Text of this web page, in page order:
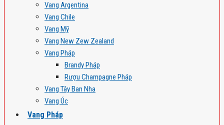
Vang Argentina
Vang Chile
Vang Mỹ
Vang New Zew Zealand
Vang Pháp
Brandy Pháp
Rượu Champagne Pháp
Vang Tây Ban Nha
Vang Úc
Vang Pháp